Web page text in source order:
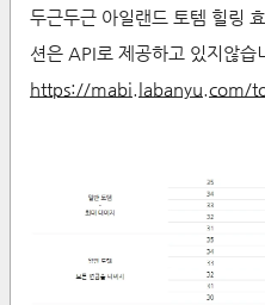
두근두근 아일랜드 토템 힐링
션은 API로 제공하고 있지않습
https://mabi.labanyu.com/